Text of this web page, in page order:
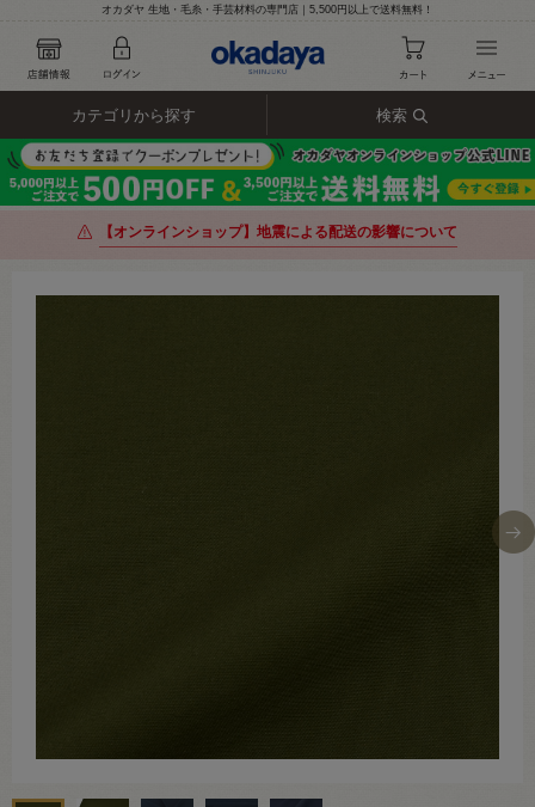
オカダヤ 生地・毛糸・手芸材料の専門店｜5,500円以上で送料無料！
カテゴリから探す 検索
【オンラインショップ】地震による配送の影響について